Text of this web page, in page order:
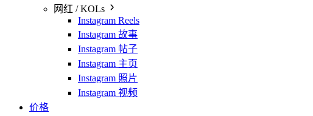
网红 / KOLs
Instagram Reels
Instagram 故事
Instagram 帖子
Instagram 主页
Instagram 照片
Instagram 视频
价格